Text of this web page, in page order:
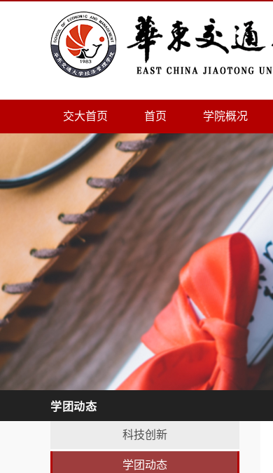
交大首页 首页 学院概况
学团动态
科技创新
学团动态